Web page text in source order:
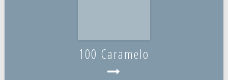
100 Caramelo